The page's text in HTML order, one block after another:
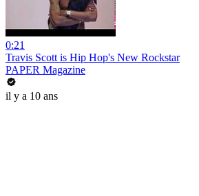
0:21
Travis Scott is Hip Hop's New Rockstar
PAPER Magazine
il y a 10 ans